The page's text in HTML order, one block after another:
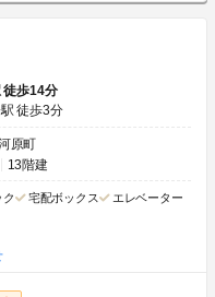
徒歩14分
徒歩3分
原町
13階建
ク 宅配ボックス エレベーター